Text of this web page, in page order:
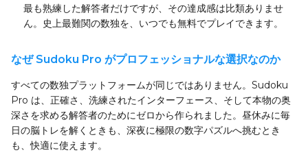
最も熟練した解答者だけですが、その達成感は比類ありませ
ん。史上最難関の数独を、いつでも無料でプレイできます。
なぜ Sudoku Pro がプロフェッショナルな選択なのか
すべての数独プラットフォームが同じではありません。Sudoku
Pro は、正確さ、洗練されたインターフェース、そして本物の奥
深さを求める解答者のためにゼロから作られました。昼休みに毎
日の脳トレを解くときも、深夜に極限の数字パズルへ挑むとき
も、快適に使えます。